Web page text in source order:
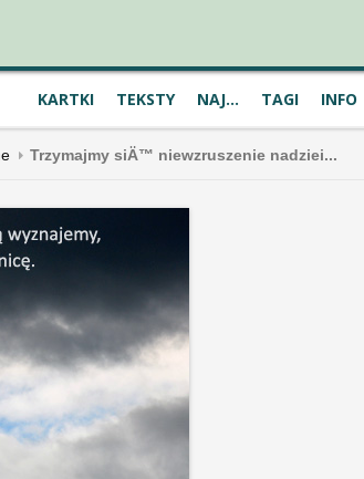
KARTKI TEKSTY NAJ... TAGI INFO
Trzymajmy siÄ™ niewzruszenie nadziei...